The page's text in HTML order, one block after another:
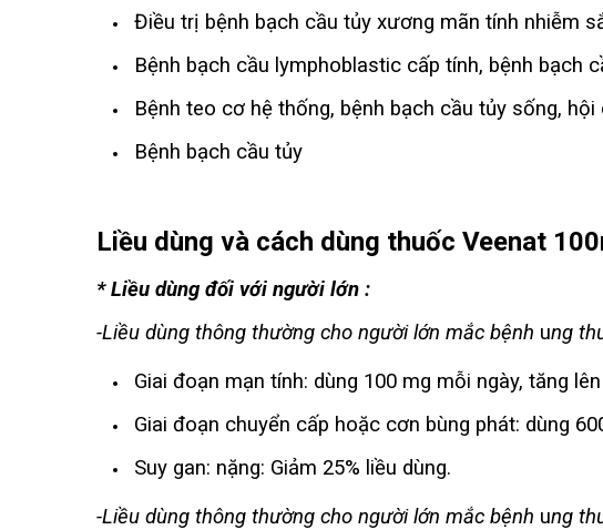
Điều trị bệnh bạch cầu tủy xương mãn tính nhiễm
Bệnh bạch cầu lymphoblastic cấp tính, bệnh bạch
Bệnh teo cơ hệ thống, bệnh bạch cầu tủy sống,
Bệnh bạch cầu tủy
Liều dùng và cách dùng thuốc Veenat
* Liều dùng đối với người lớn :
-Liều dùng thông thường cho người lớn mắc bệnh ung
Giai đoạn mạn tính: dùng 100 mg mỗi ngày, tăng
Giai đoạn chuyển cấp hoặc cơn bùng phát: dùng
Suy gan: nặng: Giảm 25% liều dùng.
-Liều dùng thông thường cho người lớn mắc bệnh ung